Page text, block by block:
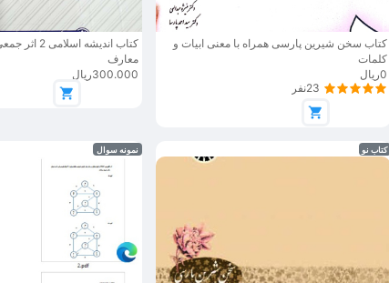
کتاب سخن شیرین پارسی همراه با معنی ابیات و
کلمات
0ریال
23نفر
کتاب اندیشه
معارف
300.000ریال
کتاب نو نمونه سوال